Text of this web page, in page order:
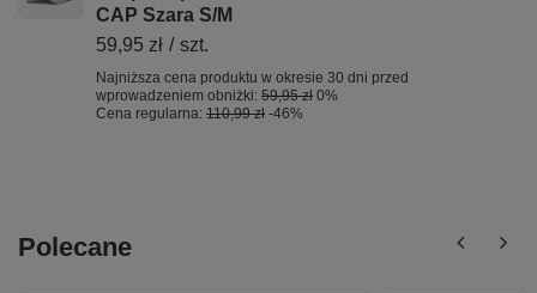
CAP Szara S/M
59,95 zł / szt.
Najniższa cena produktu w okresie 30 dni przed
wprowadzeniem obniżki: 59,95 zł 0%
Cena regularna: 110,99 zł -46%
Polecane